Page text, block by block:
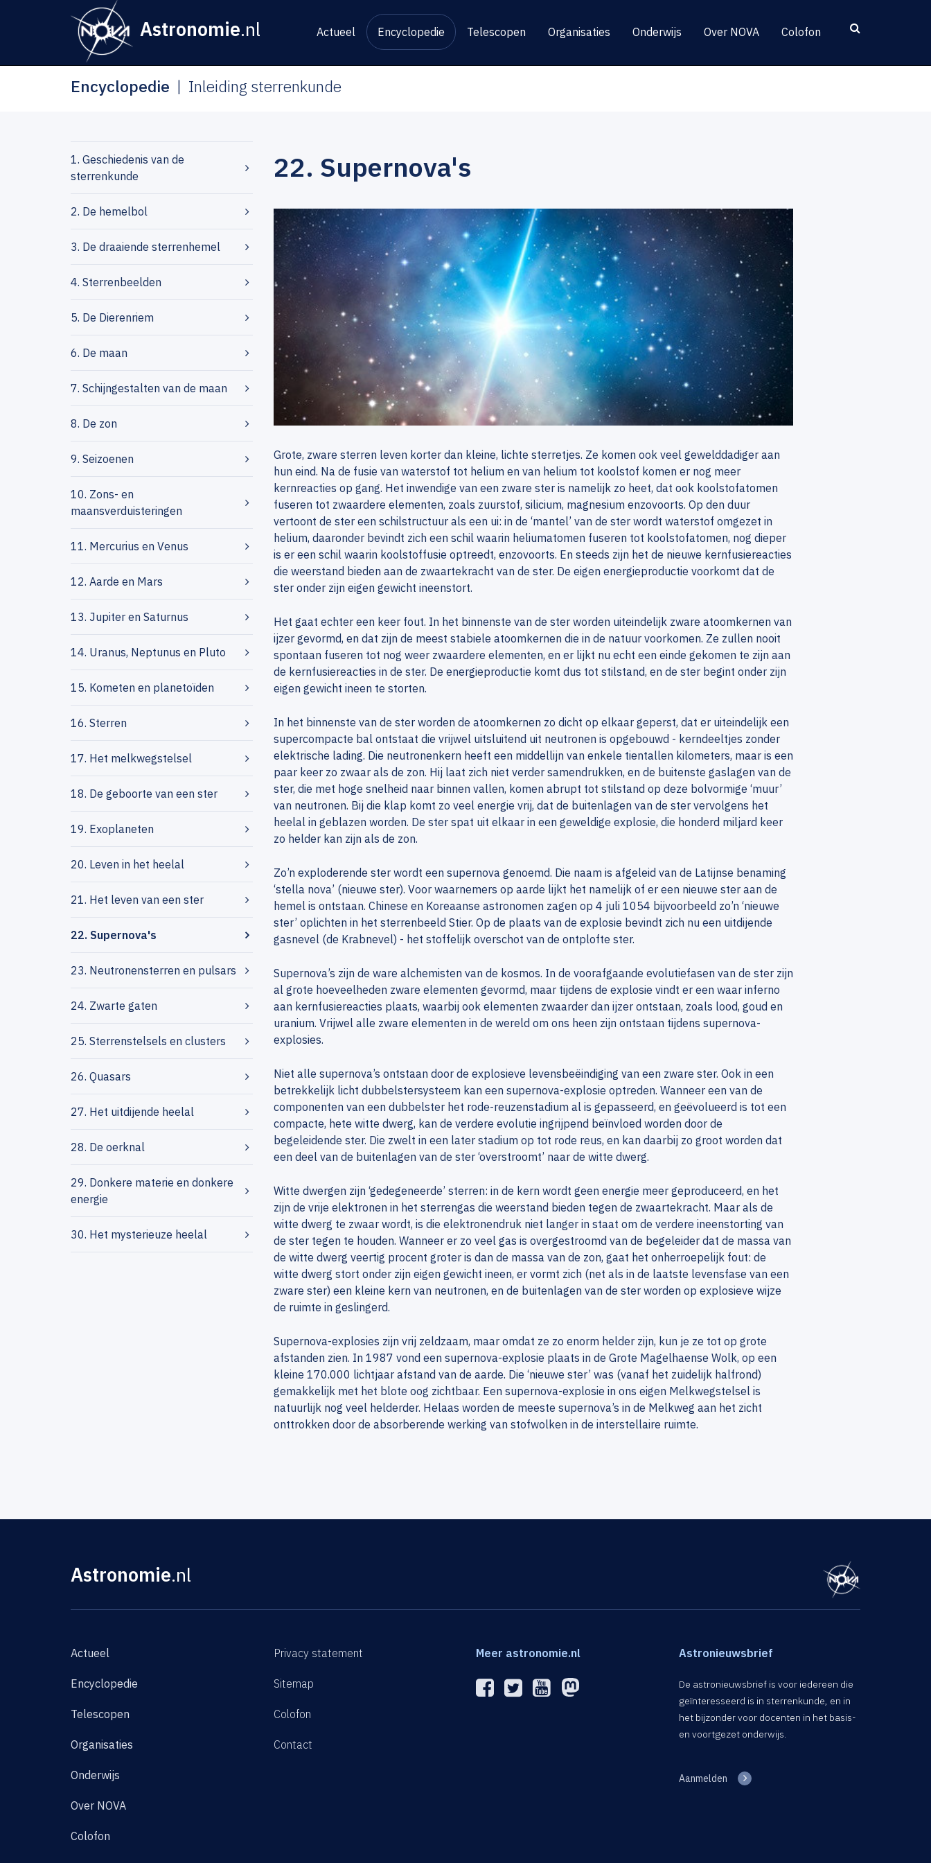
Astronomie.nl Actueel Encyclopedie Telescopen Organisaties Onderwijs Over NOVA Colofon
Encyclopedie Inleiding sterrenkunde
1. Geschiedenis van de
sterrenkunde
2. De hemelbol
3. De draaiende sterrenhemel
4. Sterrenbeelden
5. De Dierenriem
6. De maan
7. Schijngestalten van de maan
8. De zon
9. Seizoenen
10. Zons- en
maansverduisteringen
11. Mercurius en Venus
12. Aarde en Mars
13. Jupiter en Saturnus
14. Uranus, Neptunus en Pluto
15. Kometen en planetoïden
16. Sterren
17. Het melkwegstelsel
18. De geboorte van een ster
19. Exoplaneten
20. Leven in het heelal
21. Het leven van een ster
22. Supernova's
23. Neutronensterren en pulsars
24. Zwarte gaten
25. Sterrenstelsels en clusters
26. Quasars
27. Het uitdijende heelal
28. De oerknal
29. Donkere materie en donkere
energie
30. Het mysterieuze heelal
22. Supernova's
Grote, zware sterren leven korter dan kleine, lichte sterretjes. Ze komen ook veel gewelddadiger aan
hun eind. Na de fusie van waterstof tot helium en van helium tot koolstof komen er nog meer
kernreacties op gang. Het inwendige van een zware ster is namelijk zo heet, dat ook koolstofatomen
fuseren tot zwaardere elementen, zoals zuurstof, silicium, magnesium enzovoorts. Op den duur
vertoont de ster een schilstructuur als een ui: in de ‘mantel’ van de ster wordt waterstof omgezet in
helium, daaronder bevindt zich een schil waarin heliumatomen fuseren tot koolstofatomen, nog dieper
is er een schil waarin koolstoffusie optreedt, enzovoorts. En steeds zijn het de nieuwe kernfusiereacties
die weerstand bieden aan de zwaartekracht van de ster. De eigen energieproductie voorkomt dat de
ster onder zijn eigen gewicht ineenstort.
Het gaat echter een keer fout. In het binnenste van de ster worden uiteindelijk zware atoomkernen van
ijzer gevormd, en dat zijn de meest stabiele atoomkernen die in de natuur voorkomen. Ze zullen nooit
spontaan fuseren tot nog weer zwaardere elementen, en er lijkt nu echt een einde gekomen te zijn aan
de kernfusiereacties in de ster. De energieproductie komt dus tot stilstand, en de ster begint onder zijn
eigen gewicht ineen te storten.
In het binnenste van de ster worden de atoomkernen zo dicht op elkaar geperst, dat er uiteindelijk een
supercompacte bal ontstaat die vrijwel uitsluitend uit neutronen is opgebouwd - kerndeeltjes zonder
elektrische lading. Die neutronenkern heeft een middellijn van enkele tientallen kilometers, maar is een
paar keer zo zwaar als de zon. Hij laat zich niet verder samendrukken, en de buitenste gaslagen van de
ster, die met hoge snelheid naar binnen vallen, komen abrupt tot stilstand op deze bolvormige ‘muur’
van neutronen. Bij die klap komt zo veel energie vrij, dat de buitenlagen van de ster vervolgens het
heelal in geblazen worden. De ster spat uit elkaar in een geweldige explosie, die honderd miljard keer
zo helder kan zijn als de zon.
Zo’n exploderende ster wordt een supernova genoemd. Die naam is afgeleid van de Latijnse benaming
‘stella nova’ (nieuwe ster). Voor waarnemers op aarde lijkt het namelijk of er een nieuwe ster aan de
hemel is ontstaan. Chinese en Koreaanse astronomen zagen op 4 juli 1054 bijvoorbeeld zo’n ‘nieuwe
ster’ oplichten in het sterrenbeeld Stier. Op de plaats van de explosie bevindt zich nu een uitdijende
gasnevel (de Krabnevel) - het stoffelijk overschot van de ontplofte ster.
Supernova’s zijn de ware alchemisten van de kosmos. In de voorafgaande evolutiefasen van de ster zijn
al grote hoeveelheden zware elementen gevormd, maar tijdens de explosie vindt er een waar inferno
aan kernfusiereacties plaats, waarbij ook elementen zwaarder dan ijzer ontstaan, zoals lood, goud en
uranium. Vrijwel alle zware elementen in de wereld om ons heen zijn ontstaan tijdens supernova-
explosies.
Niet alle supernova’s ontstaan door de explosieve levensbeëindiging van een zware ster. Ook in een
betrekkelijk licht dubbelstersysteem kan een supernova-explosie optreden. Wanneer een van de
componenten van een dubbelster het rode-reuzenstadium al is gepasseerd, en geëvolueerd is tot een
compacte, hete witte dwerg, kan de verdere evolutie ingrijpend beïnvloed worden door de
begeleidende ster. Die zwelt in een later stadium op tot rode reus, en kan daarbij zo groot worden dat
een deel van de buitenlagen van de ster ‘overstroomt’ naar de witte dwerg.
Witte dwergen zijn ‘gedegeneerde’ sterren: in de kern wordt geen energie meer geproduceerd, en het
zijn de vrije elektronen in het sterrengas die weerstand bieden tegen de zwaartekracht. Maar als de
witte dwerg te zwaar wordt, is die elektronendruk niet langer in staat om de verdere ineenstorting van
de ster tegen te houden. Wanneer er zo veel gas is overgestroomd van de begeleider dat de massa van
de witte dwerg veertig procent groter is dan de massa van de zon, gaat het onherroepelijk fout: de
witte dwerg stort onder zijn eigen gewicht ineen, er vormt zich (net als in de laatste levensfase van een
zware ster) een kleine kern van neutronen, en de buitenlagen van de ster worden op explosieve wijze
de ruimte in geslingerd.
Supernova-explosies zijn vrij zeldzaam, maar omdat ze zo enorm helder zijn, kun je ze tot op grote
afstanden zien. In 1987 vond een supernova-explosie plaats in de Grote Magelhaense Wolk, op een
kleine 170.000 lichtjaar afstand van de aarde. Die ‘nieuwe ster’ was (vanaf het zuidelijk halfrond)
gemakkelijk met het blote oog zichtbaar. Een supernova-explosie in ons eigen Melkwegstelsel is
natuurlijk nog veel helderder. Helaas worden de meeste supernova’s in de Melkweg aan het zicht
onttrokken door de absorberende werking van stofwolken in de interstellaire ruimte.
Astronomie.nl
Actueel
Encyclopedie
Telescopen
Organisaties
Onderwijs
Over NOVA
Colofon
Privacy statement
Sitemap
Colofon
Contact
Meer astronomie.nl Astronieuwsbrief
De astronieuwsbrief is voor iedereen die
geïnteresseerd is in sterrenkunde, en in
het bijzonder voor docenten in het basis-
en voortgezet onderwijs.
Aanmelden